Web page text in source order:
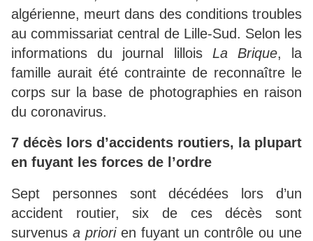
algérienne, meurt dans des conditions troubles
au commissariat central de Lille-Sud. Selon les
informations du journal lillois La Brique, la
famille aurait été contrainte de reconnaître le
corps sur la base de photographies en raison
du coronavirus.
7 décès lors d’accidents routiers, la plupart
en fuyant les forces de l’ordre
Sept personnes sont décédées lors d’un
accident routier, six de ces décès sont
survenus a priorien fuyant un contrôle ou une